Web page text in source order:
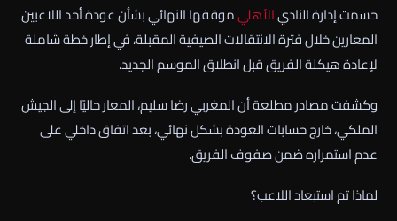
حسمت إدارة الناديالأهليموقفها النهائي بشأن عودة أحد اللاعبين
المعارين خلال فترة الانتقالات الصيفية المقبلة، في إطار خطة شاملة
لإعادة هيكلة الفريق قبل انطلاق الموسم الجديد.
وكشفت مصادر مطلعة أن المغربي رضا سليم، المعار حاليًا إلى الجيش
الملكي، خارج حسابات العودة بشكل نهائي، بعد اتفاق داخلي على
عدم استمراره ضمن صفوف الفريق.
لماذا تم استبعاد اللاعب؟